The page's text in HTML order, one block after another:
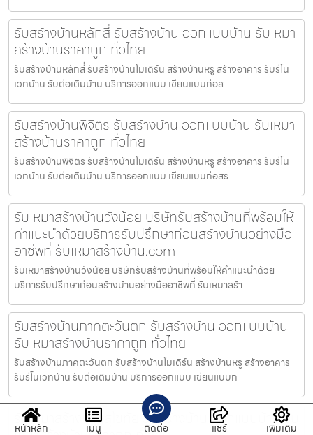
รับสร้างบ้านหลักสี่ รับสร้างบ้าน ออกแบบบ้าน รับเหมา
สร้างบ้านราคาถูก ทั่วไทย
รับสร้างบ้านหลักสี่ รับสร้างบ้านโมเดิร์น สร้างบ้านหรู สร้างอาคาร รับรีโน
เวทบ้าน รับต่อเติมบ้าน บริการออกแบบ เขียนแบบก่อส
รับสร้างบ้านพิจิตร รับสร้างบ้าน ออกแบบบ้าน รับเหมา
สร้างบ้านราคาถูก ทั่วไทย
รับสร้างบ้านพิจิตร รับสร้างบ้านโมเดิร์น สร้างบ้านหรู สร้างอาคาร รับรีโน
เวทบ้าน รับต่อเติมบ้าน บริการออกแบบ เขียนแบบก่อสร
รับเหมาสร้างบ้านวังน้อย บริษัทรับสร้างบ้านที่พร้อมให้
คำแนะนำด้วยบริการรับปรึกษาก่อนสร้างบ้านอย่างมือ
อาชีพที่ รับเหมาสร้างบ้าน.com
รับเหมาสร้างบ้านวังน้อย บริษัทรับสร้างบ้านที่พร้อมให้คำแนะนำด้วย
บริการรับปรึกษาก่อนสร้างบ้านอย่างมืออาชีพที่ รับเหมาสร้า
รับสร้างบ้านภาคตะวันตก รับสร้างบ้าน ออกแบบบ้าน
รับเหมาสร้างบ้านราคาถูก ทั่วไทย
รับสร้างบ้านภาคตะวันตก รับสร้างบ้านโมเดิร์น สร้างบ้านหรู สร้างอาคาร
รับรีโนเวทบ้าน รับต่อเติมบ้าน บริการออกแบบ เขียนแบบก
รับเหมาสร้างบ้านสุโขทัย รับสร้างบ้าน ออกแบบบ้าน รับ
หน้าหลัก เมนู ติดต่อ แชร์ เพิ่มเติม